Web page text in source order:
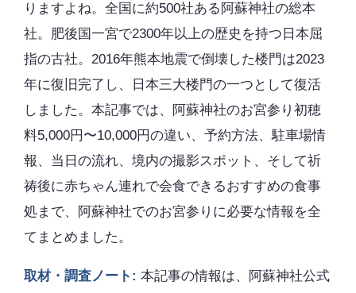
りますよね。全国に約500社ある阿蘇神社の総本
社。肥後国一宮で2300年以上の歴史を持つ日本屈
指の古社。2016年熊本地震で倒壊した楼門は2023
年に復旧完了し、日本三大楼門の一つとして復活
しました。本記事では、阿蘇神社のお宮参り初穂
料5,000円〜10,000円の違い、予約方法、駐車場情
報、当日の流れ、境内の撮影スポット、そして祈
祷後に赤ちゃん連れで会食できるおすすめの食事
処まで、阿蘇神社でのお宮参りに必要な情報を全
てまとめました。
取材・調査ノート: 本記事の情報は、阿蘇神社公式